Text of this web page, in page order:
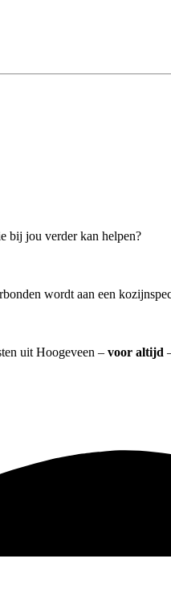
bij jou verder kan helpen?
wordt aan een
uit Hoogeveen – voor altijd